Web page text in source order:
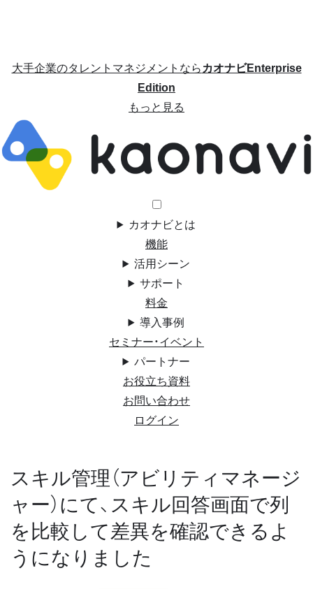
大手企業のタレントマネジメントならカオナビEnterprise
Edition
もっと見る
カオナビとは
機能
活用シーン
サポート
料金
導入事例
セミナー・イベント
パートナー
お役立ち資料
お問い合わせ
ログイン
スキル管理（アビリティマネージ
ャー）にて、スキル回答画面で列
を比較して差異を確認できるよ
うになりました